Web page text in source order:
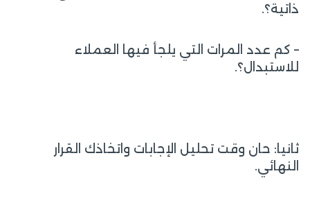
ذاتية؟.
– كم عدد المرات التي يلجأ فيها العملاء
للاستبدال؟.
ثانيا: حان وقت تحليل الإجابات واتخاذك القرار
النهائي.